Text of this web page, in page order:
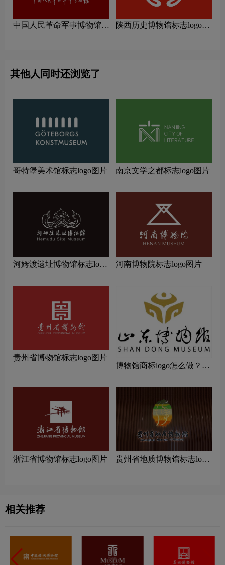
中国人民革命军事博物馆标
陕西历史博物馆标志logo图
其他人同时还浏览了
哥特堡美术馆标志logo图片 南京文学之都标志logo图片
河姆渡遗址博物馆标志logo
河南博物院标志logo图片
贵州省博物馆标志logo图片
博物馆商标logo怎么做？山
牌logo设计
浙江省博物馆标志logo图片
贵州省地质博物馆标志logo
相关推荐